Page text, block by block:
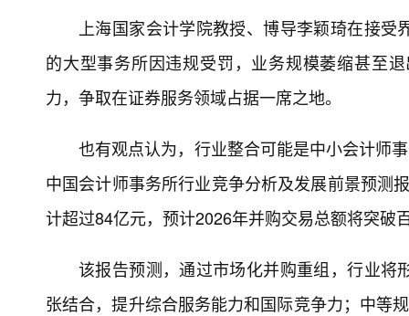
上海国家会计学院教授、博导李颖琦在接
的大型事务所因违规受罚，业务规模萎缩甚至
力，争取在证券服务领域占据一席之地。
也有观点认为，行业整合可能是中小会计师
中国会计师事务所行业竞争分析及发展前景预测
计超过84亿元，预计2026年并购交易总额将突破
该报告预测，通过市场化并购重组，行业
张结合，提升综合服务能力和国际竞争力；中等